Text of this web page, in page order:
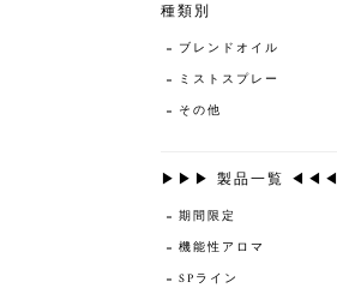
種類別
ブレンドオイル
ミストスプレー
その他
▶▶▶ 製品一覧 ◀◀◀
期間限定
機能性アロマ
SPライン